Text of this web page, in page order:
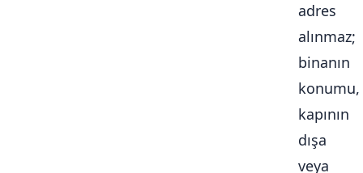
adres
alınmaz;
binanın
konumu,
kapının
dışa
veya